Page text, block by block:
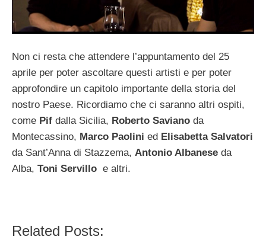
Non ci resta che attendere l’appuntamento del 25
aprile per poter ascoltare questi artisti e per poter
approfondire un capitolo importante della storia del
nostro Paese. Ricordiamo che ci saranno altri ospiti,
come Pif dalla Sicilia, Roberto Saviano da
Montecassino, Marco Paolini ed Elisabetta Salvatori
da Sant’Anna di Stazzema, Antonio Albanese da
Alba, Toni Servillo e altri.
Related Posts: